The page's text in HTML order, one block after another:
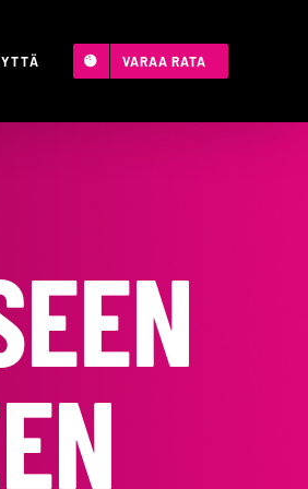
VARAA RATA